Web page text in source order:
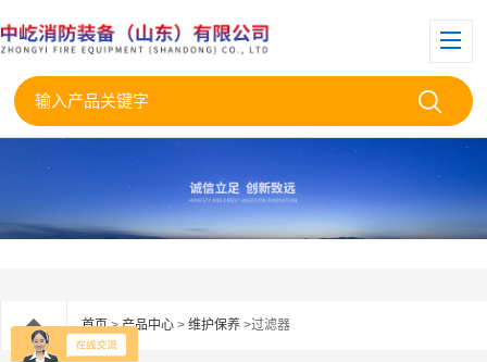
首页>产品中心 > 维护保养 >过滤器